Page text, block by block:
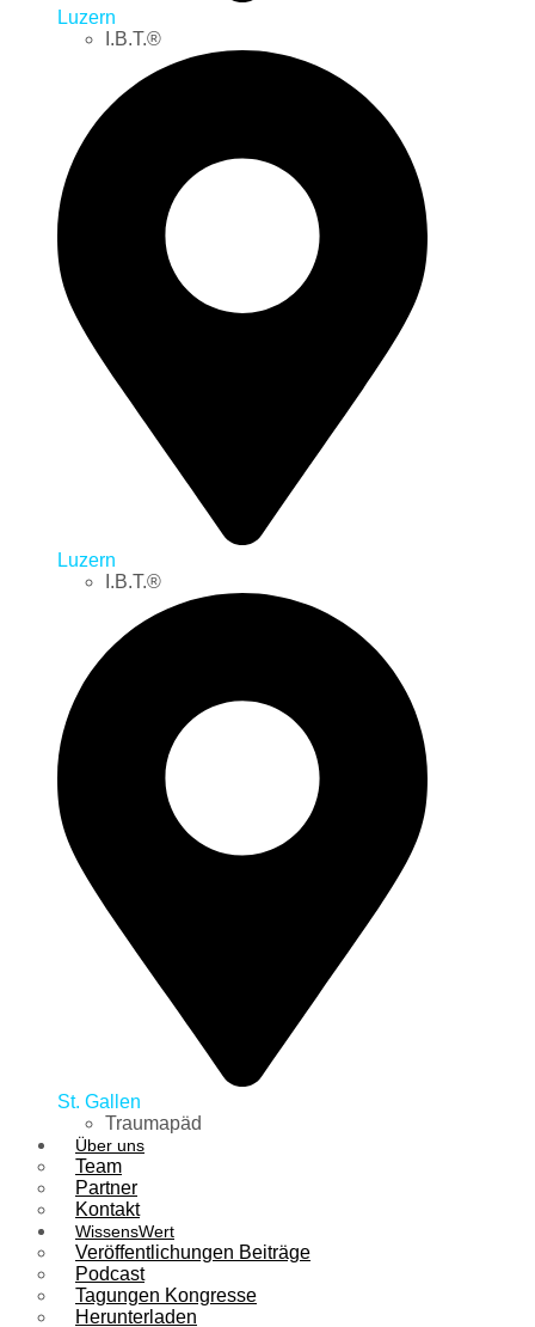
Luzern
I.B.T.®
Luzern
I.B.T.®
St. Gallen
Traumapäd
Über uns
Team
Partner
Kontakt
WissensWert
Veröffentlichungen Beiträge
Podcast
Tagungen Kongresse
Herunterladen